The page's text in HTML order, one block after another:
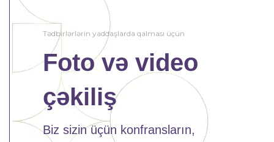
Tədbirlərlərin yaddaşlarda qalması üçün
Foto və video
çəkiliş
Biz sizin üçün konfransların,